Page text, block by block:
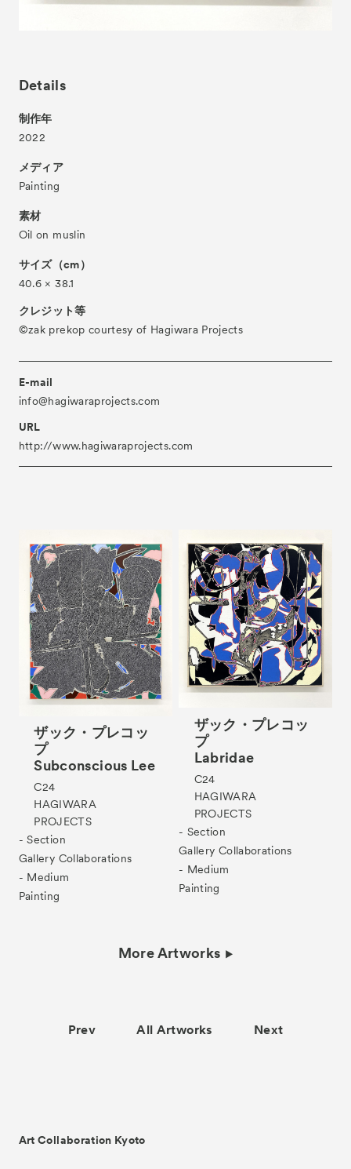
About
Press
Archive
Tickets VIP
Details
制作年
2022
メディア
Painting
素材
Oil on muslin
サイズ（cm）
40.6 × 38.1
クレジット等
©zak prekop courtesy of Hagiwara Projects
E-mail
info@hagiwaraprojects.com
URL
http://www.hagiwaraprojects.com
ザック・プレコッ
プ
Subconscious Lee
C24
HAGIWARA
PROJECTS
- Section
Gallery Collaborations
- Medium
Painting
ザック・プレコッ
プ
Labridae
C24
HAGIWARA
PROJECTS
- Section
Gallery Collaborations
- Medium
Painting
More Artworks
Prev All Artworks Next
Art Collaboration Kyoto